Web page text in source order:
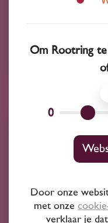
SCAV
Om Rootring
0
Door onze
met onze
verklaar je